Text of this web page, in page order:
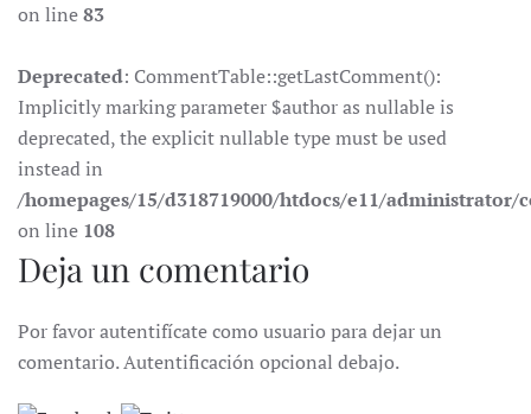
on line83
Deprecated: CommentTable::getLastComment():
Implicitly marking parameter $author as nullable is
deprecated, the explicit nullable type must be used
instead in
/homepages/15/d318719000/htdocs/e11/
on line 108
Deja un comentario
Por favor autentifícate como usuario para dejar un
comentario. Autentificación opcional debajo.